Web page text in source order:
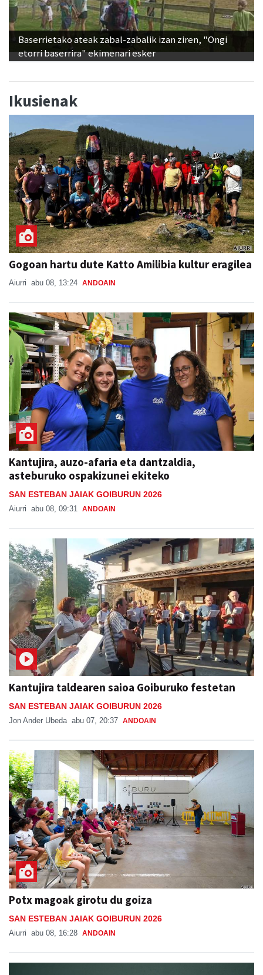
Baserrietako ateak zabal-zabalik izan ziren, "Ongi
etorri baserrira" ekimenari esker
Ikusienak
Gogoan hartu dute Katto Amilibia kultur eragilea
Aiurri abu 08, 13:24 ANDOAIN
Kantujira, auzo-afaria eta dantzaldia,
asteburuko ospakizunei ekiteko
SAN ESTEBAN JAIAK GOIBURUN 2026
Aiurri abu 08, 09:31 ANDOAIN
Kantujira taldearen saioa Goiburuko festetan
SAN ESTEBAN JAIAK GOIBURUN 2026
Jon Ander Ubeda abu 07, 20:37 ANDOAIN
Potx magoak girotu du goiza
SAN ESTEBAN JAIAK GOIBURUN 2026
Aiurri abu 08, 16:28 ANDOAIN